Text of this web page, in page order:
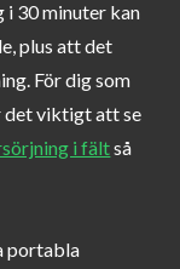
30 minuter kan
plus att det
För dig som
det viktigt att se
i fältså
portabla